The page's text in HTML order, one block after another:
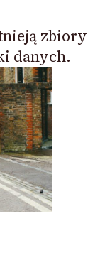
zbiory
danych.